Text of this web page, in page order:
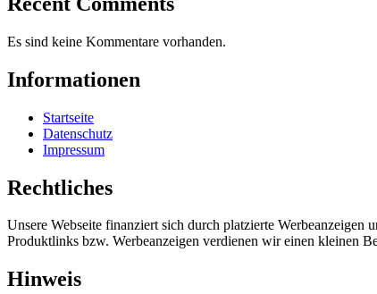
Es sind keine Kommentare vorhanden.
Informationen
Startseite
Datenschutz
Impressum
Rechtliches
Unsere Webseite finanziert sich durch platzierte
Produktlinks bzw. Werbeanzeigen verdienen wir einen kleinen
Hinweis